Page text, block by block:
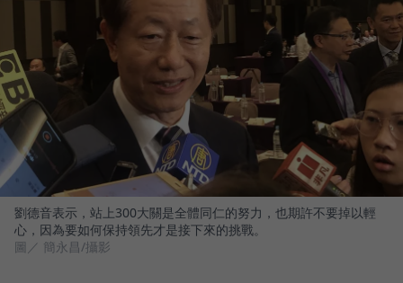
劉德音表示，站上300大關是全體同仁的努力，也期許不要掉以輕
心，因為要如何保持領先才是接下來的挑戰。
圖／ 簡永昌/攝影